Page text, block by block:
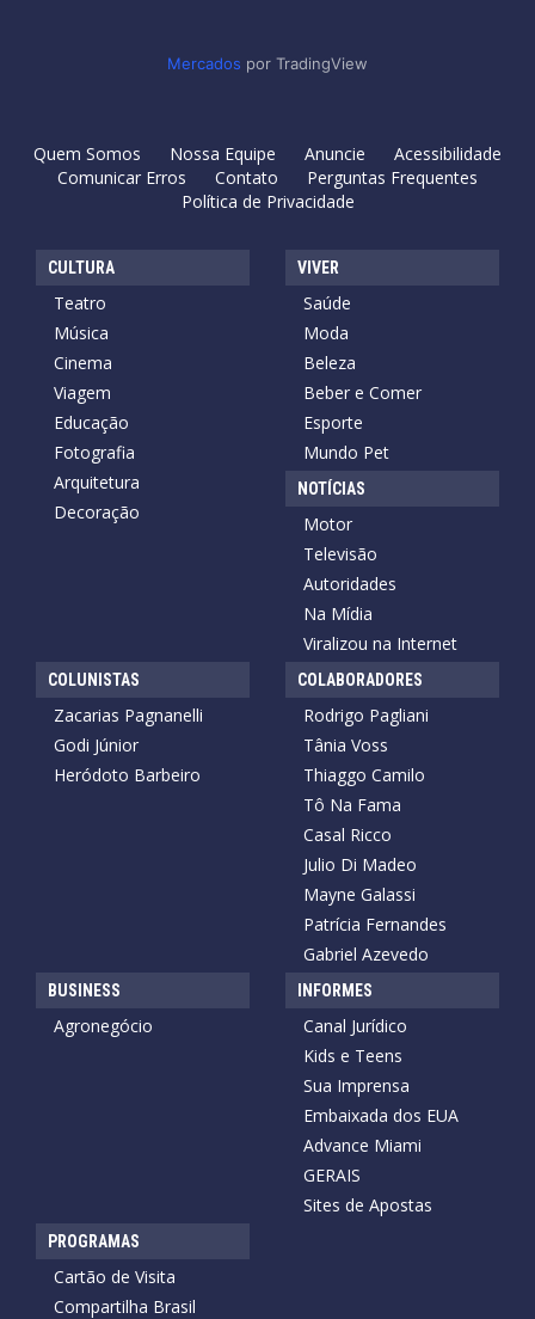
Mercados por TradingView
Quem Somos Nossa Equipe Anuncie
Acessibilidade
Comunicar Erros
Contato
Perguntas Frequentes
Política de Privacidade
CULTURA
Teatro
Música
Cinema
Viagem
Educação
Fotografia
Arquitetura
Decoração
VIVER
Saúde
Moda
Beleza
Beber e Comer
Esporte
Mundo Pet
NOTÍCIAS
Motor
Televisão
Autoridades
Na Mídia
Viralizou na Internet
COLUNISTAS
Zacarias Pagnanelli
Godi Júnior
Heródoto Barbeiro
COLABORADORES
Rodrigo Pagliani
Tânia Voss
Thiaggo Camilo
Tô Na Fama
Casal Ricco
Julio Di Madeo
Mayne Galassi
Patrícia Fernandes
Gabriel Azevedo
BUSINESS
Agronegócio
INFORMES
Canal Jurídico
Kids e Teens
Sua Imprensa
Embaixada dos EUA
Advance Miami
GERAIS
Sites de Apostas
PROGRAMAS
Cartão de Visita
Compartilha Brasil